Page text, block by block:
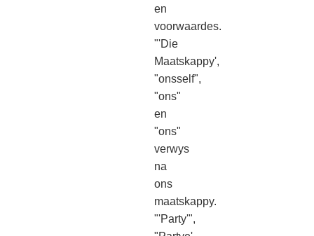
en
voorwaardes.
"'Die
Maatskappy',
"onsself",
"ons"
en
"ons"
verwys
na
ons
maatskappy.
"'Party'",